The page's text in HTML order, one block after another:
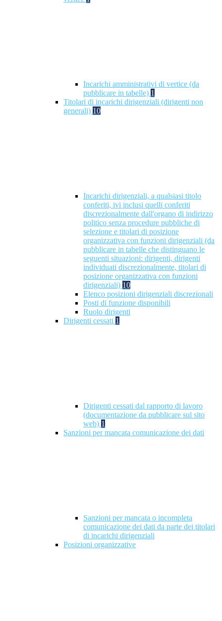
Incarichi amministrativi di vertice (da
pubblicare in tabelle) 1
Titolari di incarichi dirigenziali (dirigenti non
generali) 10
Incarichi dirigenziali, a qualsiasi titolo
conferiti, ivi inclusi quelli conferiti
discrezionalmente dall'organo di indirizzo
politico senza procedure pubbliche di
selezione e titolari di posizione
organizzativa con funzioni dirigenziali (da
pubblicare in tabelle che distinguano le
seguenti situazioni: dirigenti, dirigenti
individuati discrezionalmente, titolari di
posizione organizzativa con funzioni
dirigenziali) 10
Elenco posizioni dirigenziali discrezionali
Posti di funzione disponibili
Ruolo dirigenti
Dirigenti cessati 1
Dirigenti cessati dal rapporto di lavoro
(documentazione da pubblicare sul sito
web) 1
Sanzioni per mancata comunicazione dei dati
Sanzioni per mancata o incompleta
comunicazione dei dati da parte dei titolari
di incarichi dirigenziali
Posizioni organizzative